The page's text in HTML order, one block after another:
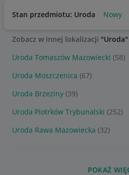
Stan przedmiotu: Uroda Nowy
Zobacz w innej lokalizacji "Uroda"
Uroda Tomaszów Mazowiecki (58)
Uroda Moszczenica (67)
Uroda Brzeziny (39)
Uroda Piotrków Trybunalski (252)
Uroda Rawa Mazowiecka (32)
POKAŻ